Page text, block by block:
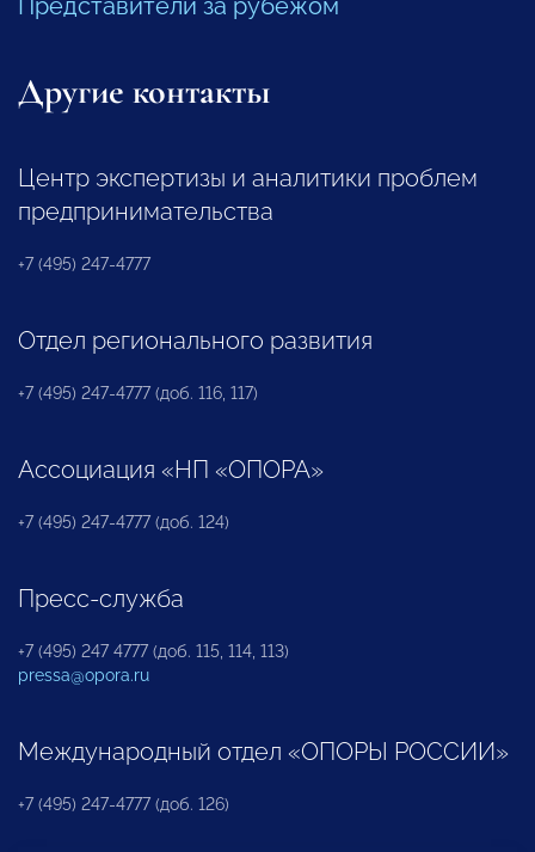
Другие контакты
Центр экспертизы и аналитики проблем
предпринимательства
+7 (495) 247-4777
Отдел регионального развития
+7 (495) 247-4777 (доб. 116, 117)
Ассоциация «НП «ОПОРА»
+7 (495) 247-4777 (доб. 124)
Пресс-служба
+7 (495) 247 4777 (доб. 115, 114, 113)
pressa@opora.ru
Международный отдел «ОПОРЫ РОССИИ»
+7 (495) 247-4777 (доб. 126)